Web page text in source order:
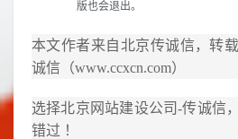
版也会退出。
本文作者来自北京传诚信，转
诚信（www.ccxcn.com）
选择北京网站建设公司-传诚信
错过 ！